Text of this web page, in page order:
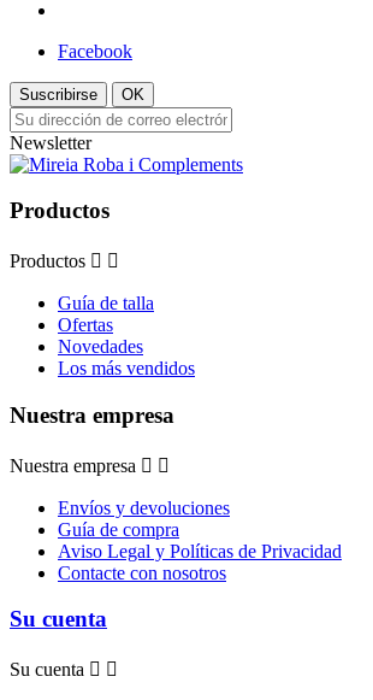
Facebook
Suscribirse OK
Newsletter
Productos
Productos  
Guía de talla
Ofertas
Novedades
Los más vendidos
Nuestra empresa
Nuestra empresa  
Envíos y devoluciones
Guía de compra
Aviso Legal y Políticas de Privacidad
Contacte con nosotros
Su cuenta
Su cuenta  